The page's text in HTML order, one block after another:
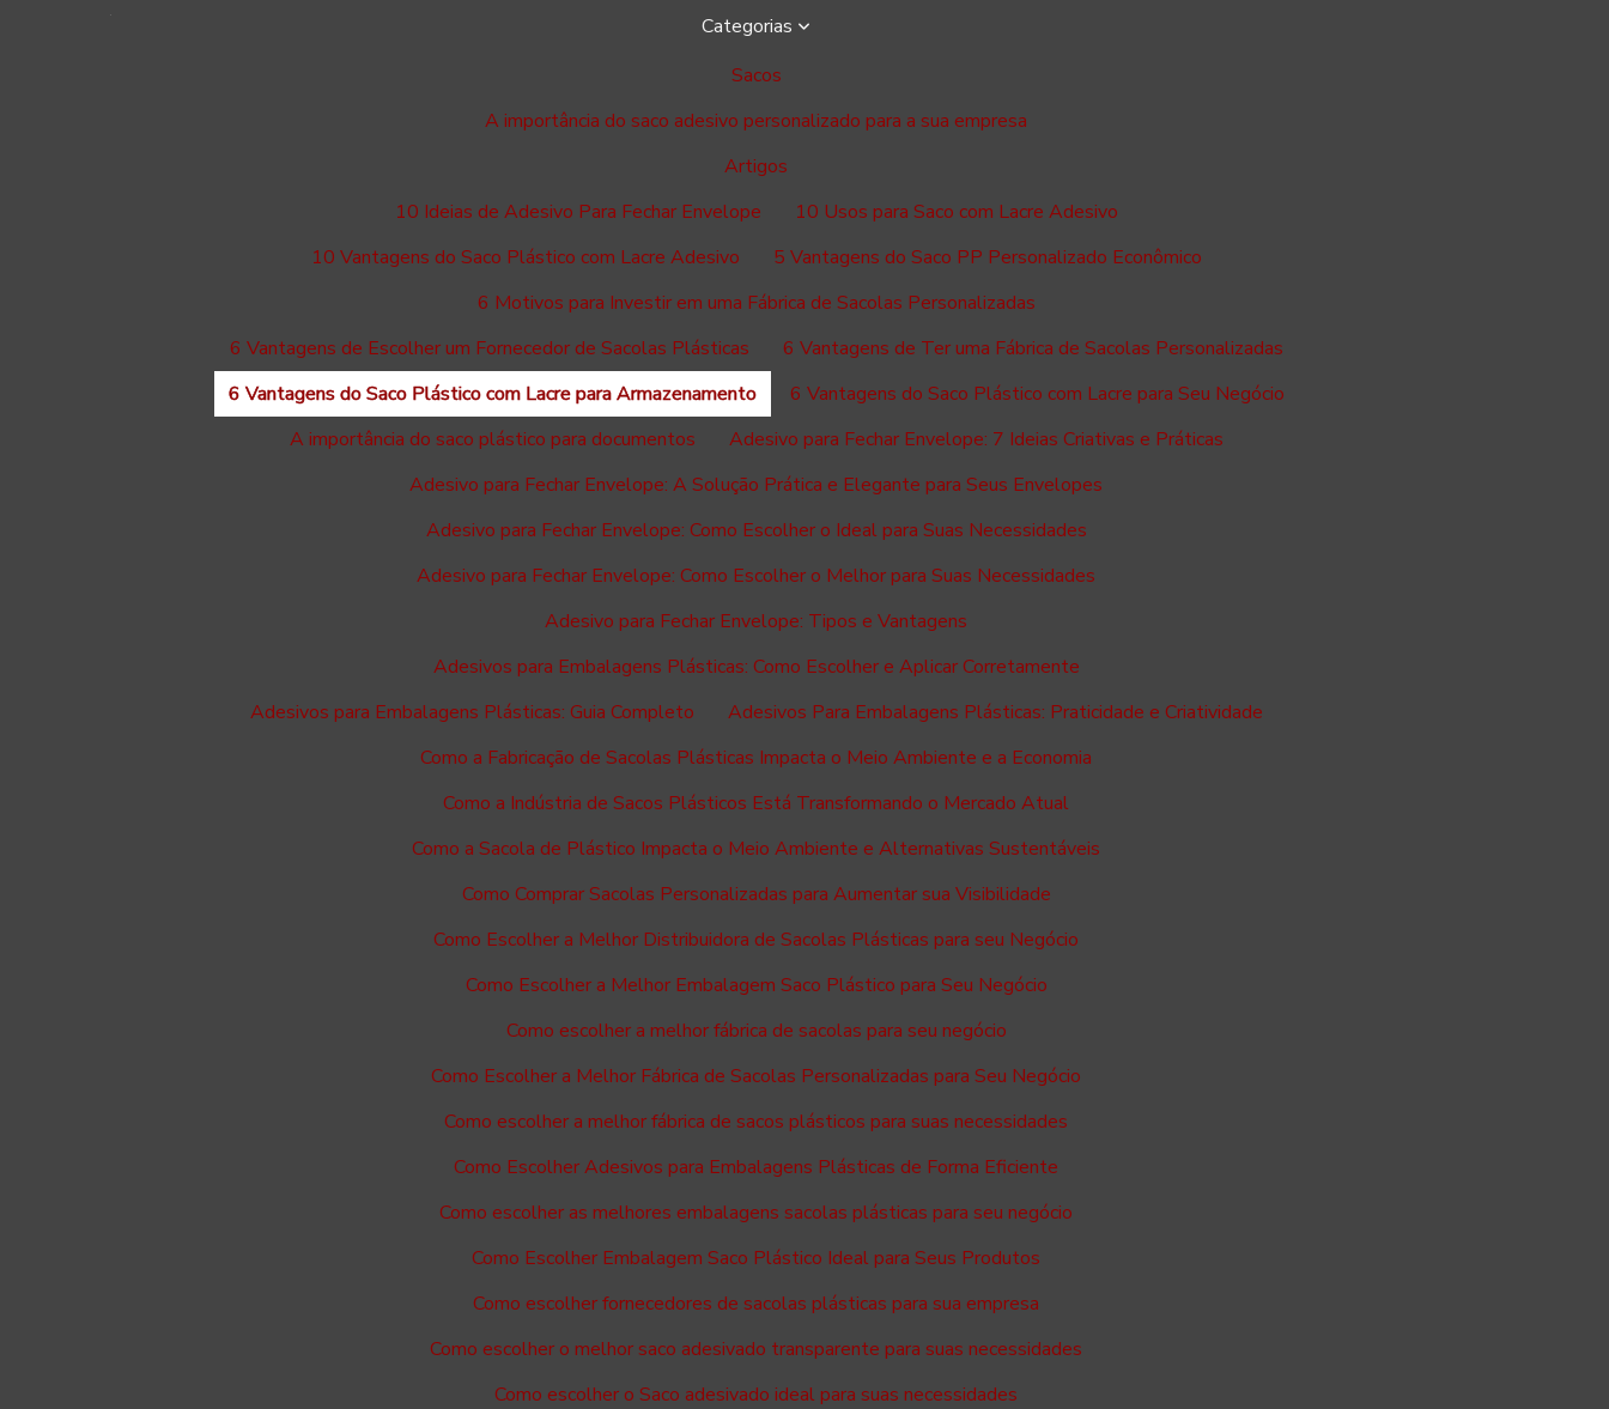
Categorias
Sacos
A importância do saco adesivo personalizado para a sua empresa
Artigos
10 Ideias de Adesivo Para Fechar Envelope
10 Usos para Saco com Lacre Adesivo
10 Vantagens do Saco Plástico com Lacre Adesivo
5 Vantagens do Saco PP Personalizado Econômico
6 Motivos para Investir em uma Fábrica de Sacolas Personalizadas
6 Vantagens de Escolher um Fornecedor de Sacolas Plásticas
6 Vantagens de Ter uma Fábrica de Sacolas Personalizadas
6 Vantagens do Saco Plástico com Lacre para Armazenamento
6 Vantagens do Saco Plástico com Lacre para Seu Negócio
A importância do saco plástico para documentos
Adesivo para Fechar Envelope: 7 Ideias Criativas e Práticas
Adesivo para Fechar Envelope: A Solução Prática e Elegante para Seus Envelopes
Adesivo para Fechar Envelope: Como Escolher o Ideal para Suas Necessidades
Adesivo para Fechar Envelope: Como Escolher o Melhor para Suas Necessidades
Adesivo para Fechar Envelope: Tipos e Vantagens
Adesivos para Embalagens Plásticas: Como Escolher e Aplicar Corretamente
Adesivos para Embalagens Plásticas: Guia Completo
Adesivos Para Embalagens Plásticas: Praticidade e Criatividade
Como a Fabricação de Sacolas Plásticas Impacta o Meio Ambiente e a Economia
Como a Indústria de Sacos Plásticos Está Transformando o Mercado Atual
Como a Sacola de Plástico Impacta o Meio Ambiente e Alternativas Sustentáveis
Como Comprar Sacolas Personalizadas para Aumentar sua Visibilidade
Como Escolher a Melhor Distribuidora de Sacolas Plásticas para seu Negócio
Como Escolher a Melhor Embalagem Saco Plástico para Seu Negócio
Como escolher a melhor fábrica de sacolas para seu negócio
Como Escolher a Melhor Fábrica de Sacolas Personalizadas para Seu Negócio
Como escolher a melhor fábrica de sacos plásticos para suas necessidades
Como Escolher Adesivos para Embalagens Plásticas de Forma Eficiente
Como escolher as melhores embalagens sacolas plásticas para seu negócio
Como Escolher Embalagem Saco Plástico Ideal para Seus Produtos
Como escolher fornecedores de sacolas plásticas para sua empresa
Como escolher o melhor saco adesivado transparente para suas necessidades
Como escolher o Saco adesivado ideal para suas necessidades